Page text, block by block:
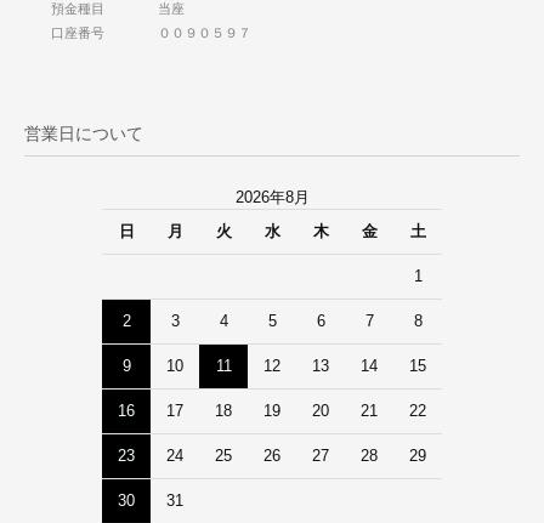
預金種目 当座
口座番号 ００９０５９７
営業日について
2026年8月
日
月 火 水 木 金 土
1
2 3 4 5 6 7 8
9 10 11 12 13 14 15
16 17 18 19 20 21 22
23 24 25 26 27 28 29
30 31